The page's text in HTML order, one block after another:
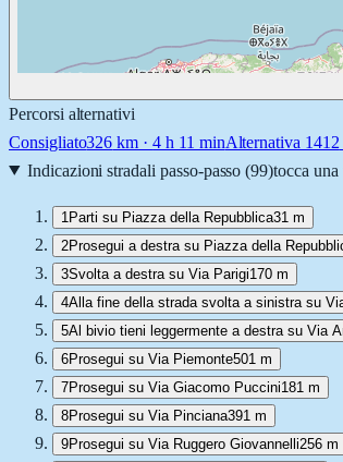
Percorsi alternativi
Consigliato326 km ·4 h 11 minAlternativa 1412
Indicazioni stradali passo-passo (99)tocca una
1 Parti su Piazza della Repubblica31 m
2Prosegui a destra su Piazza della
3Svolta a destra su Via Parigi170 m
4Alla fine della strada svolta a sinistra su
5Al bivio tieni leggermente a destra su Via
6Prosegui su Via Piemonte501 m
7Prosegui su Via Giacomo Puccini181 m
8Prosegui su Via Pinciana391 m
9Prosegui su Via Ruggero Giovannelli256 m